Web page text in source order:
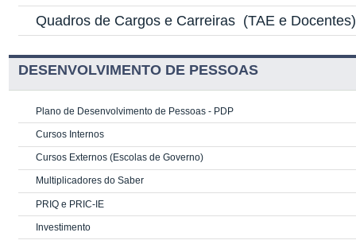
Quadros de Cargos e Carreiras (TAE e Docentes)
DESENVOLVIMENTO DE PESSOAS
Plano de Desenvolvimento de Pessoas - PDP
Cursos Internos
Cursos Externos (Escolas de Governo)
Multiplicadores do Saber
PRIQ e PRIC-IE
Investimento